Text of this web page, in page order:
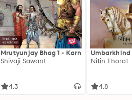
Mrutyunjay Bhag 1 - Karn
Shivaji Sawant
4.3
Umbarkhind
Nitin Thorat
4.8